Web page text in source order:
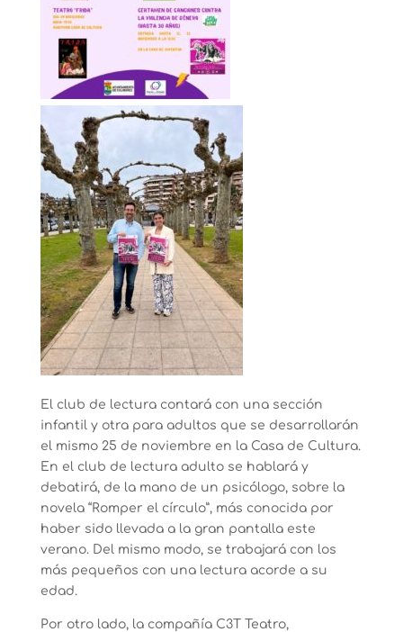
El club de lectura contará con una sección
infantil y otra para adultos que se desarrollarán
el mismo 25 de noviembre en la Casa de Cultura.
En el club de lectura adulto se hablará y
debatirá, de la mano de un psicólogo, sobre la
novela “Romper el círculo”, más conocida por
haber sido llevada a la gran pantalla este
verano. Del mismo modo, se trabajará con los
más pequeños con una lectura acorde a su
edad.
Por otro lado, la compañía C3T Teatro,